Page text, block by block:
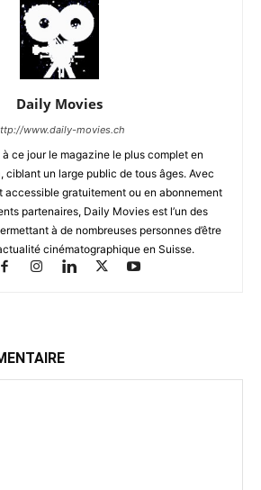
Daily Movies
www.daily-movies.ch
ce jour le magazine le plus complet en
ciblant un large public de tous âges. Avec
accessible gratuitement ou en abonnement
partenaires, Daily Movies est l’un des
à de nombreuses personnes d’être
cinématographique en Suisse.